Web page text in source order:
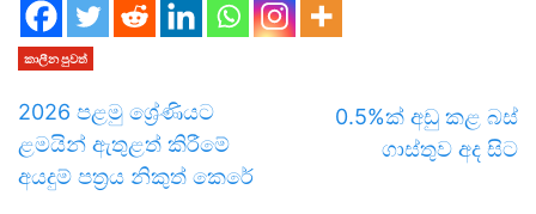
කාලීන පුවත්
2026 පළමු ශ්‍රේණියට
ළමයින් ඇතුළත් කිරීමේ
අයදුම් පත්‍රය නිකුත් කෙරේ
0.5%ක් අඩු කළ බස්
ගාස්තුව අද සිට